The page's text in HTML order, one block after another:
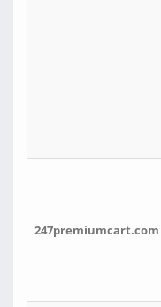
247premiumcart.com